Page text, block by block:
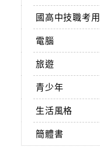
國高中技職考用
電腦
旅遊
青少年
生活風格
簡體書